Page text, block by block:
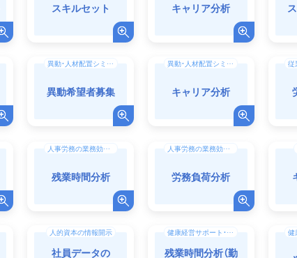
スキルセット キャリア分析
異動・人材配置シミュレーション
異動希望者募集
異動・人材配置シミュレーション
キャリア分析
人事労務の業務効率化（DX）
残業時間分析
人事労務の業務効率化（DX）
労務負荷分析
人的資本の情報開示
社員データの
健康経営サポート・働き方改革
残業時間分析（勤